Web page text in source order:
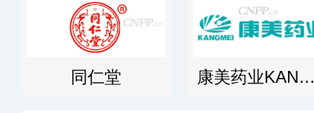
同仁堂 康美药业